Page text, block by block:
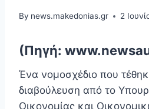
By news.makedonias.gr 2
(Πηγή:
Ένα νομοσχέδιο που
διαβούλευση από το
Οικονομίας και